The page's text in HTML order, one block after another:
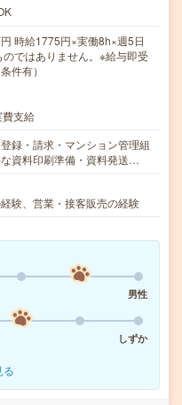
時給1775円×実働8h×週5日
ではありません。※給与即受
件有）
支給
録・請求・マンション管理組
資料印刷準備・資料発送…
験、営業・接客販売の経験
男性
しずか
る